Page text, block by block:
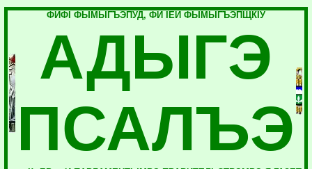
ФИФI ФЫМЫГЪЭПУД, ФИ IЕЙ ФЫМЫГЪЭПЩКIУ
АДЫГЭ
ПСАЛЪЭ